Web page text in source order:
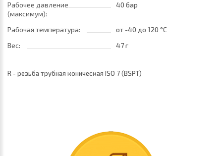
Рабочее давление
(максимум):
40 бар
Рабочая температура: от -40 до 120 °C
Вес:
47 г
R - резьба трубная коническая ISO 7 (BSPТ)